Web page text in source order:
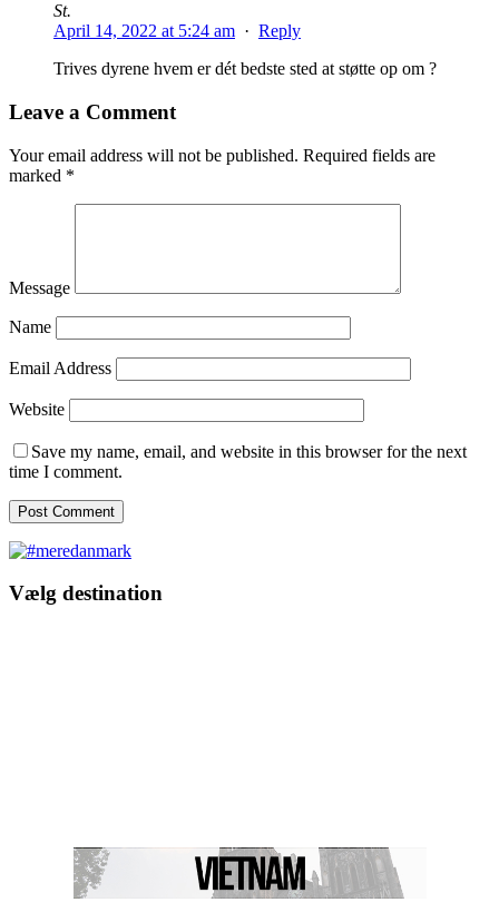
St.
April 14, 2022 at 5:24 am · Reply
Trives dyrene hvem er dét bedste sted at støtte op om ?
Leave a Comment
Your email address will not be published. Required fields are
marked *
Message
Name
Email Address
Website
Save my name, email, and website in this browser for the next
time I comment.
Vælg destination